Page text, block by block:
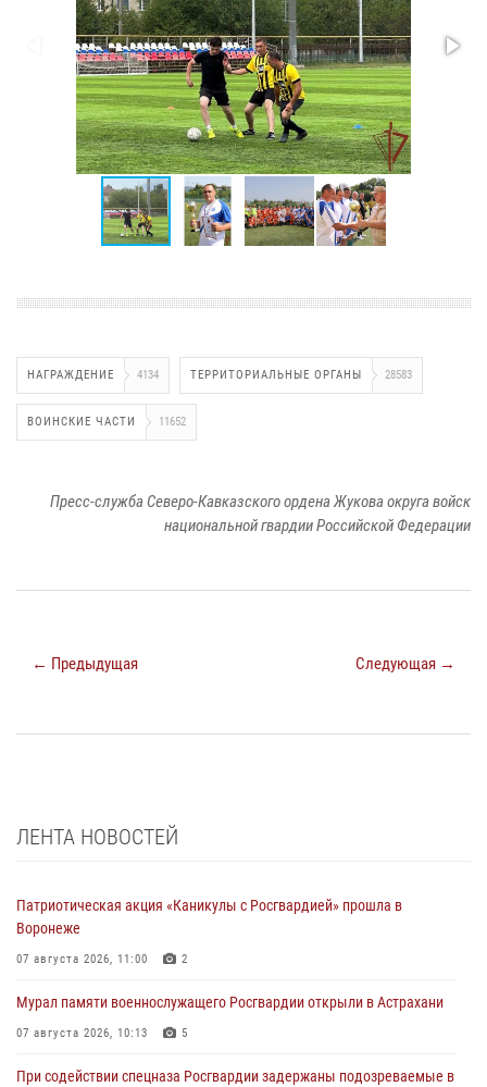
НАГРАЖДЕНИЕ 4134 ТЕРРИТОРИАЛЬНЫЕ ОРГАНЫ 28583
ВОИНСКИЕ ЧАСТИ 11652
Пресс-служба Северо-Кавказского ордена Жукова округа войск
национальной гвардии Российской Федерации
← Предыдущая Следующая →
ЛЕНТА НОВОСТЕЙ
Патриотическая акция «Каникулы с Росгвардией» прошла в
Воронеже
07 августа 2026, 11:00 2
Мурал памяти военнослужащего Росгвардии открыли в Астрахани
07 августа 2026, 10:13 5
При содействии спецназа Росгвардии задержаны подозреваемые в